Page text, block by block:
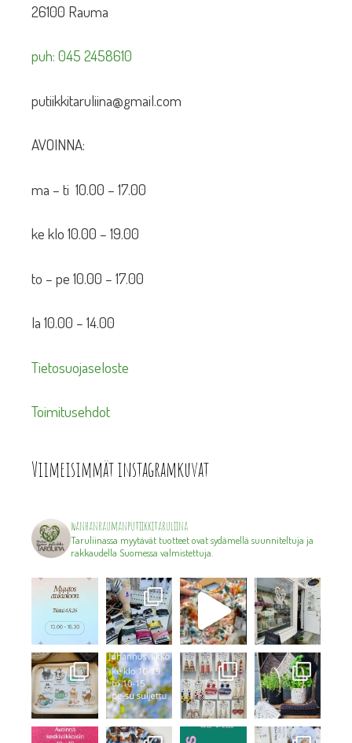
26100 Rauma
puh: 045 2458610
putiikkitaruliina@gmail.com
AVOINNA:
ma – ti 10.00 – 17.00
ke klo 10.00 – 19.00
to – pe 10.00 – 17.00
la 10.00 – 14.00
Tietosuojaseloste
Toimitusehdot
Viimeisimmät instagramkuvat
wanhanraumanputiikkitaruliina
Taruliinassa myytävät tuotteet ovat sydämellä suunniteltuja ja
rakkaudella Suomessa valmistettuja.